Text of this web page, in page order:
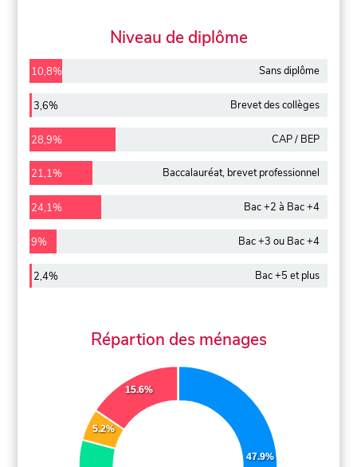
Niveau de diplôme
10,8% Sans diplôme
3,6% Brevet des collèges
28,9% CAP / BEP
21,1% Baccalauréat, brevet professionnel
24,1% Bac +2 à Bac +4
9% Bac +3 ou Bac +4
2,4% Bac +5 et plus
Répartion des ménages
47.9%
5.2%
15.6%